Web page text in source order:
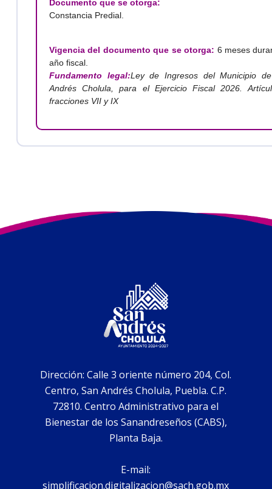
Documento que se otorga:
Constancia Predial.
Vigencia del documento que se otorga: 6 meses
año fiscal.
Fundamento legal:Ley de Ingresos del Municipio
Andrés Cholula, para el Ejercicio Fiscal 2026.
fracciones VII y IX
Dirección: Calle 3 oriente número 204, Col.
Centro, San Andrés Cholula, Puebla. C.P.
72810. Centro Administrativo para el
Bienestar de los Sanandreseños (CABS),
Planta Baja.
E-mail:
simplificacion.digitalizacion@sach.gob.mx